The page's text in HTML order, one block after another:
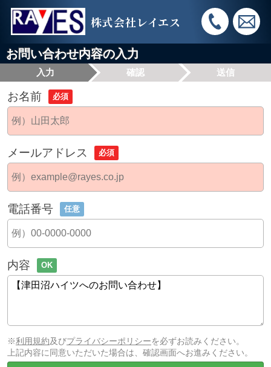
株式会社レイエス
お問い合わせ内容の入力
入力 確認 送信
お名前 必須
メールアドレス 必須
電話番号 任意
内容 OK
※利用規約及びプライバシーポリシーを必ずお読みください。
上記内容に同意いただいた場合は、確認画面へお進みください。